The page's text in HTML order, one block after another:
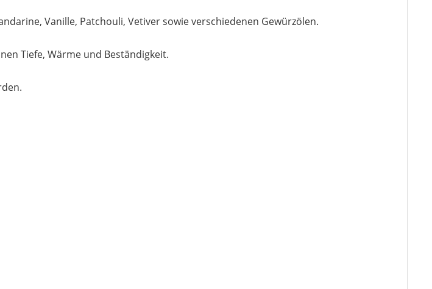
Vanille, Patchouli, Vetiver sowie verschiedenen Gewürzölen.
Tiefe, Wärme und Beständigkeit.